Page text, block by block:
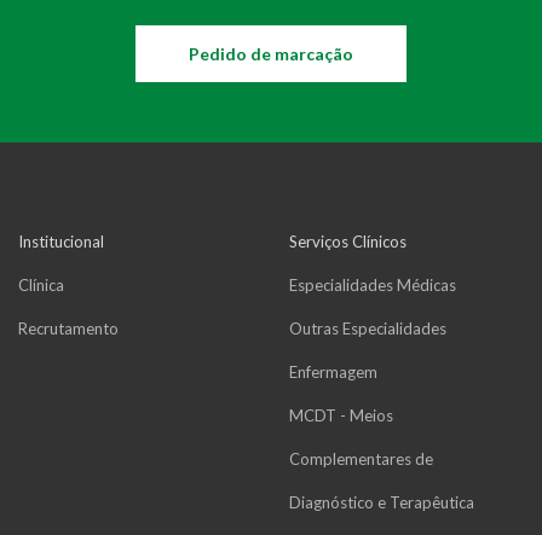
Pedido de marcação
Institucional
Clínica
Recrutamento
Serviços Clínicos
Especialidades Médicas
Outras Especialidades
Enfermagem
MCDT - Meios
Complementares de
Diagnóstico e Terapêutica